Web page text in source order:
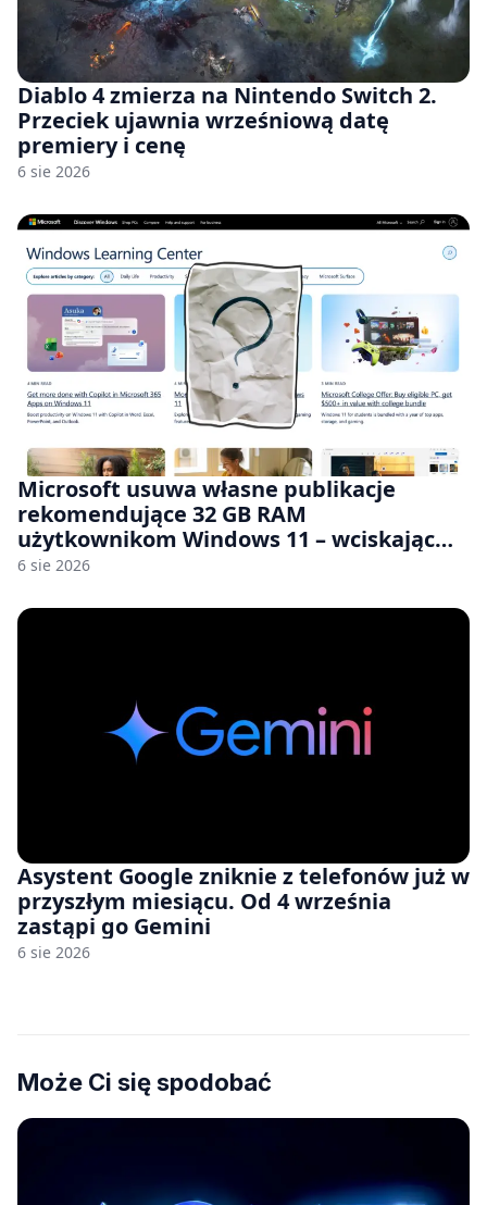
Diablo 4 zmierza na Nintendo Switch 2.
Przeciek ujawnia wrześniową datę
premiery i cenę
6 sie 2026
Microsoft usuwa własne publikacje
rekomendujące 32 GB RAM
użytkownikom Windows 11 – wciskając
nam przy tym komputery z 8 GB RAM po
6 sie 2026
Asystent Google zniknie z telefonów już w
przyszłym miesiącu. Od 4 września
zastąpi go Gemini
6 sie 2026
Może Ci się spodobać